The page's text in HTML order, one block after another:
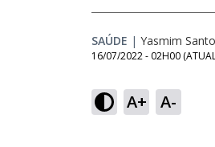
SAÚDE | Yasmim
16/07/2022 - 02H00
A+ A-